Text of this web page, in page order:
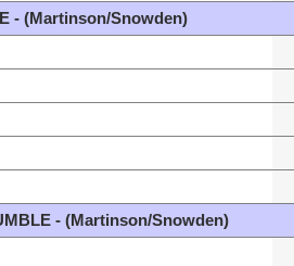
- (Martinson/Snowden)
- (Martinson/Snowden)